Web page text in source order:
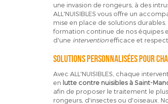
une invasion de rongeurs, à des
ALL'NUISIBLES vous offre un
mise en place de solutions
formation continue de nos équipes
d'une interventionefficace et
Solutions personnalisées pour
Avec ALL'NUISIBLES, chaque
en lutte contre nuisibles à Saint-
afin de proposer le traitement le
rongeurs, d'insectes ou d'oiseaux.